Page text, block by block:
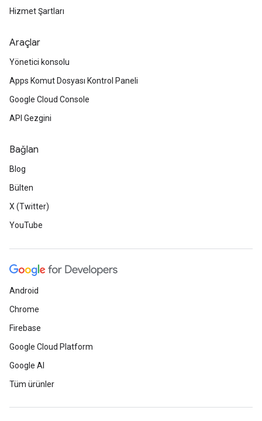
Hizmet Şartları
Araçlar
Yönetici konsolu
Apps Komut Dosyası Kontrol Paneli
Google Cloud Console
API Gezgini
Bağlan
Blog
Bülten
X (Twitter)
YouTube
Android
Chrome
Firebase
Google Cloud Platform
Google AI
Tüm ürünler